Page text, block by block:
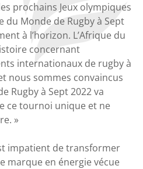
prochains Jeux olympiques
du Monde de Rugby à Sept
à l’horizon. L’Afrique du
concernant
internationaux de rugby à
nous sommes convaincus
Rugby à Sept 2022 va
ce tournoi unique et ne
»
impatient de transformer
marque en énergie vécue